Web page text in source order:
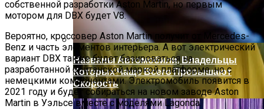
На Выборах В Раду
Названы Автомобили, Владельцы
Которых Чаще Всего Превышают
Скорость
собственной разработки Aston Martin, но первым
мотором для DBX будет V8.
Вероятно, кроссовер Aston Martin получит от Mercedes-
Benz и часть элементов интерьера. А вот электрический
вариант DBX также будет базироваться на
разработанной британской маркой платформе, но с
немецкими компонентами. Электромобиль появится в
2021 году и будет собираться на новом заводе Aston
Martin в Уэльсе вместе с моделями Lagonda.